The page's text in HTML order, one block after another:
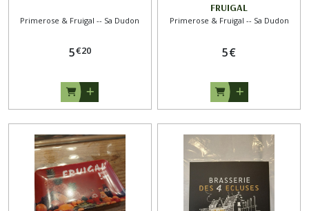
Primerose & Fruigal -- Sa Dudon
5€20
FRUIGAL
Primerose & Fruigal -- Sa Dudon
5€